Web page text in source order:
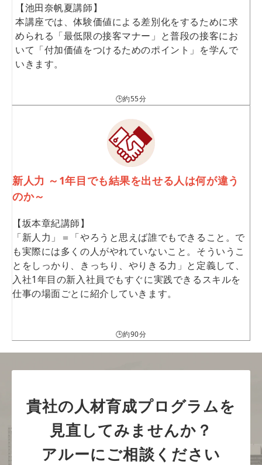
【池田奈帆夏講師】
本講座では、体験価値による差別化をするために求
められる「最低限の接客マナー」と普段の接客にお
いて「付加価値をつけるためのポイント」を学んで
いきます。
🕒約55分
新人力 ～1年目でも結果を出せる人は何が違う
のか～
【坂本章紀講師】
「新人力」＝「やろうと思えば誰でもできること。で
も実際には多くの人がやれていないこと。そういうこ
とをしっかり、きっちり、やりきる力」と定義して、
入社1年目の新入社員でもすぐに実践できるスキルを
仕事の場面ごとに紹介していきます。
🕒約90分
貴社の人材育成プログラムを
見直してみませんか？
アルーにご相談ください